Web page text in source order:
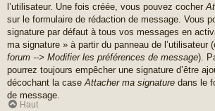
l’utilisateur. Une fois créée, vous pouvez cocher
sur le formulaire de rédaction de message. Vous
signature par défaut à tous vos messages en
ma signature » à partir du panneau de l’utilisateur
forum --> Modifier les préférences de message).
pourrez toujours empêcher une signature d’être
décochant la case Attacher ma signature dans le
de message.
Haut